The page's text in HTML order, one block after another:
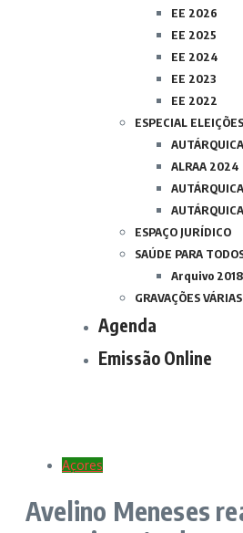
EE 2026
EE 2025
EE 2024
EE 2023
EE 2022
ESPECIAL ELEIÇÕES
ALRAA 2024
ESPAÇO JURÍDICO
SAÚDE PARA
Arquivo 2018
GRAVAÇÕES VÁRIAS
Agenda
Emissão Online
Açores
Avelino Meneses